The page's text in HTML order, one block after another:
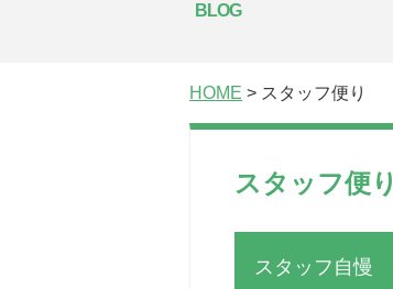
BLOG
HOME > スタッフ便り
スタッフ便り
スタッフ自慢